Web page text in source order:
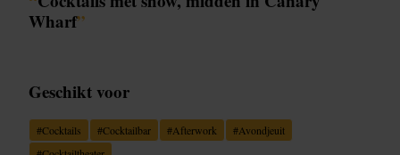
Wharf”
Geschikt voor
#Cocktails #Cocktailbar #Afterwork #Avondjeuit